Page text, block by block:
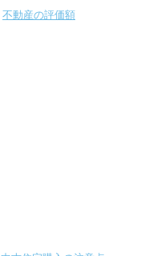
不動産の評価額